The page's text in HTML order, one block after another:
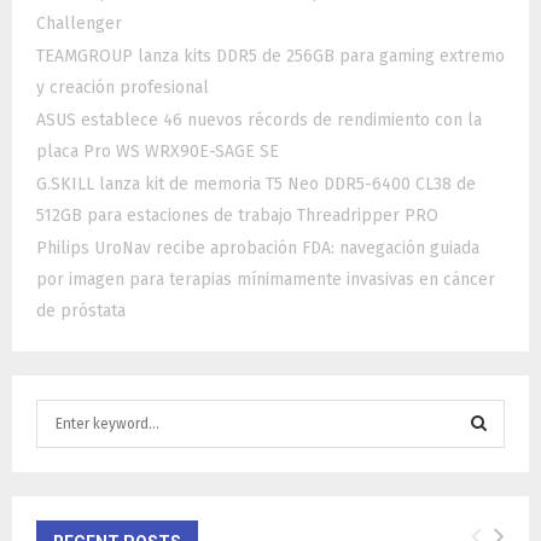
Challenger
TEAMGROUP lanza kits DDR5 de 256GB para gaming extremo
y creación profesional
ASUS establece 46 nuevos récords de rendimiento con la
placa Pro WS WRX90E-SAGE SE
G.SKILL lanza kit de memoria T5 Neo DDR5-6400 CL38 de
512GB para estaciones de trabajo Threadripper PRO
Philips UroNav recibe aprobación FDA: navegación guiada
por imagen para terapias mínimamente invasivas en cáncer
de próstata